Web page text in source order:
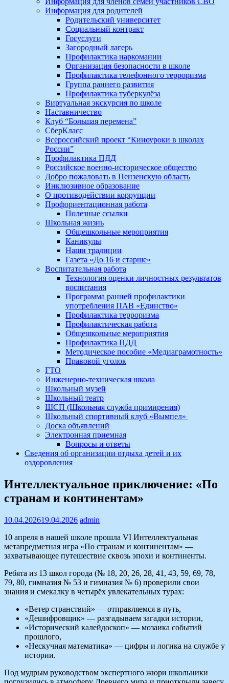
Информация для родителей
Родительский университет
Социальный контракт
Госуслуги
Загородный лагерь
Профилактика наркомании
Организация безопасности в школе
Профилактика телефонного терроризма
Группа раннего развития
Профилактика туберкулёза
Виртуальная экскурсия по школе
Наставничество
Клуб “Большая перемена”
СберКласс
Всероссийский проект “Киноуроки в школах
России”
Профилактика ПДД
Российское военно-историческое общество
Добро пожаловать в Пензенскую область
Инклюзивное образование
О противодействии коррупции
Профориентационная работа
Полезные ссылки
Школьная жизнь
Общешкольные мероприятия
Каникулы
Наши традиции
Газета «До 16 и старше»
Воспитательная работа
Технология оценки личностных результатов
воспитания
Программа ранней профилактики
употребления ПАВ «Единство»
Профилактика терроризма
Профилактическая работа
Общешкольные мероприятия
Профилактика ПДД
Методическое пособие «Медиаграмотность»
Правовой уголок
ГТО
Инженерно-техническая школа
Школьный музей
Школьный театр
ШСП (Школьная служба примирения)
Школьный спортивный клуб «Вымпел»
Доска объявлений
Электронная приемная
Вопросы и ответы
Сведения об организации отдыха детей и их
оздоровления
Интеллектуальное приключение: «По
странам и континентам»
10.04.202619.04.2026 admin
10 апреля в нашей школе прошла VI Интеллектуальная
метапредметная игра «По странам и континентам» —
захватывающее путешествие сквозь эпохи и континенты.
Ребята из 13 школ города (№ 18, 20, 26, 28, 41, 43, 59, 69, 78,
79, 80, гимназия № 53 и гимназия № 6) проверили свои
знания и смекалку в четырёх увлекательных турах:
«Ветер странствий» — отправляемся в путь,
«Дешифровщик» — разгадываем загадки истории,
«Исторический калейдоскоп» — мозаика событий
прошлого,
«Нескучная математика» — цифры и логика на службе у
истории.
Под мудрым руководством экспертного жюри школьники